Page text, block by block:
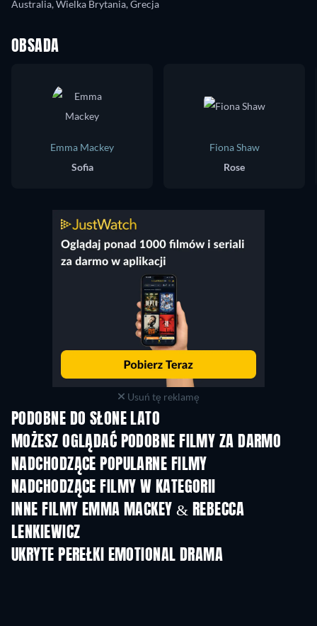
Australia, Wielka Brytania, Grecja
OBSADA
Emma Mackey
Sofia
Fiona Shaw
Rose
Usuń tę reklamę
PODOBNE DO SŁONE LATO
MOŻESZ OGLĄDAĆ PODOBNE FILMY ZA DARMO
NADCHODZĄCE POPULARNE FILMY
NADCHODZĄCE FILMY W KATEGORII
INNE FILMY EMMA MACKEY & REBECCA
LENKIEWICZ
UKRYTE PEREŁKI EMOTIONAL DRAMA